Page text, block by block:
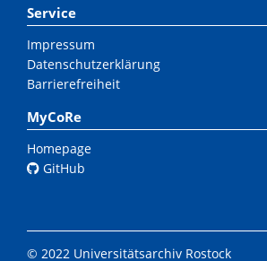
Service
Impressum
Datenschutzerklärung
Barrierefreiheit
MyCoRe
Homepage
GitHub
© 2022 Universitätsarchiv Rostock